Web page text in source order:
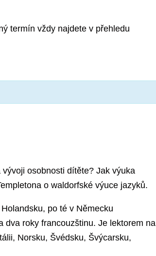
termín vždy najdete v přehledu
osobnosti dítěte? Jak výuka
o waldorfské výuce jazyků.
po té v Německu
dva roky francouzštinu. Je lektorem na
Norsku, Švédsku, Švýcarsku,